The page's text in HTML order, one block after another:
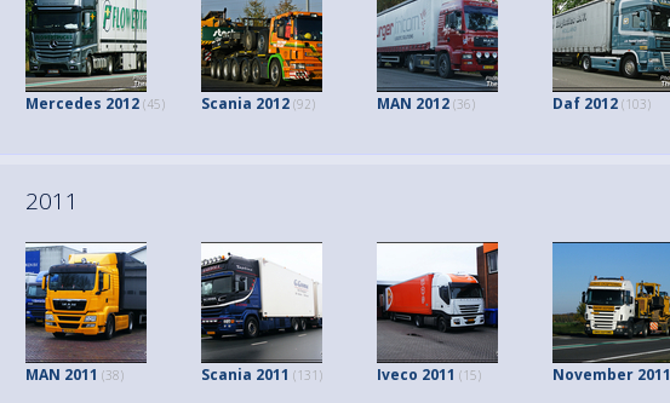
Mercedes 2012 (45) Scania 2012 (92) MAN 2012 (36) Daf 2012 (103)
2011
MAN 2011 (38) Scania 2011 (131) Iveco 2011 (15) November 2011